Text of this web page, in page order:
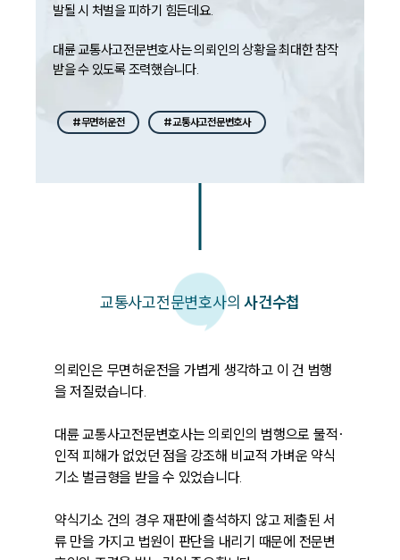
발될 시 처벌을 피하기 힘든데요.
대륜 교통사고전문변호사는 의뢰인의 상황을 최대한 참작
받을 수 있도록 조력했습니다.
#무면허운전 #교통사고전문변호사
교통사고전문변호사의사건수첩
의뢰인은 무면허운전을 가볍게 생각하고 이 건 범행
을 저질렀습니다.
대륜 교통사고전문변호사는 의뢰인의 범행으로 물적·
인적 피해가 없었던 점을 강조해 비교적 가벼운 약식
기소 벌금형을 받을 수 있었습니다.
약식기소 건의 경우 재판에 출석하지 않고 제출된 서
류 만을 가지고 법원이 판단을 내리기 때문에 전문변